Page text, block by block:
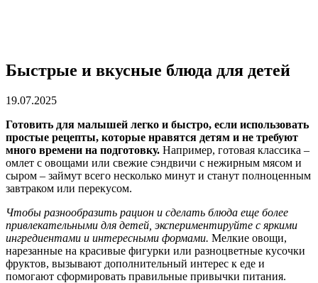
Быстрые и вкусные блюда для детей
19.07.2025
Готовить для малышей легко и быстро, если использовать
простые рецепты, которые нравятся детям и не требуют
много времени на подготовку. Например, готовая классика –
омлет с овощами или свежие сэндвичи с нежирным мясом и
сыром – займут всего несколько минут и станут полноценным
завтраком или перекусом.
Чтобы разнообразить рацион и сделать блюда еще более
привлекательными для детей, экспериментируйте с яркими
ингредиентами и интересными формами. Мелкие овощи,
нарезанные на красивые фигурки или разноцветные кусочки
фруктов, вызывают дополнительный интерес к еде и
помогают сформировать правильные привычки питания.